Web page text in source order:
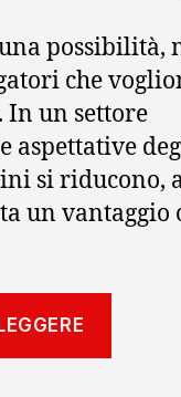
possibilità,
che
In un settore
aspettative
si riducono,
un vantaggio